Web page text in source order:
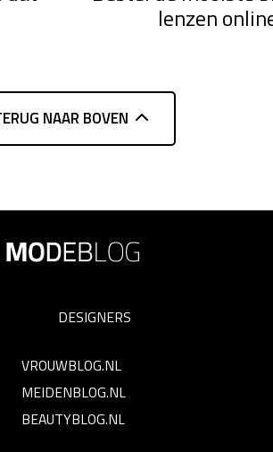
lenzen
NAAR BOVEN
DESIGNERS
VROUWBLOG.NL
MEIDENBLOG.NL
BEAUTYBLOG.NL